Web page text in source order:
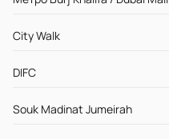
City Walk
DIFC
Souk Madinat Jumeirah